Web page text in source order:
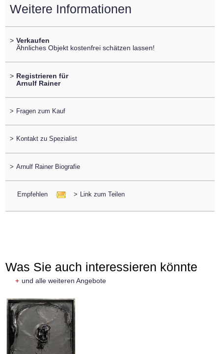
Weitere Informationen
> Verkaufen
Ähnliches Objekt kostenfrei schätzen lassen!
> Registrieren für
Arnulf Rainer
> Fragen zum Kauf
> Kontakt zu Spezialist
> Arnulf Rainer Biografie
Empfehlen > Link zum Teilen
Was Sie auch interessieren könnte
+ und alle weiteren Angebote